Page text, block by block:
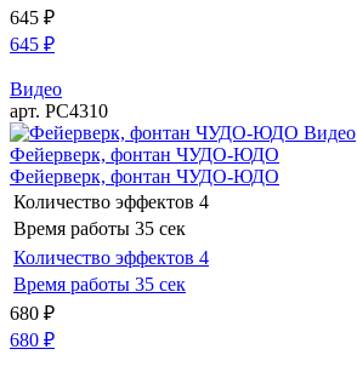
645 ₽
645 ₽
Видео
арт. РС4310
Видео
Фейерверк, фонтан ЧУДО-ЮДО
Фейерверк, фонтан ЧУДО-ЮДО
Количество эффектов 4
Время работы 35 сек
Количество эффектов 4
Время работы 35 сек
680 ₽
680 ₽